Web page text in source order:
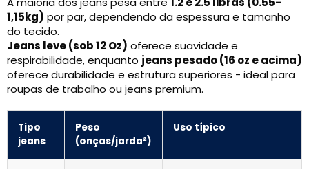
1,15kg) por par, dependendo da espessura e tamanho
do tecido.
Jeans leve (sob 12 Oz) oferece suavidade e
respirabilidade, enquanto jeans pesado (16 oz e acima)
oferece durabilidade e estrutura superiores - ideal para
roupas de trabalho ou jeans premium.
Tipo
jeans
Peso
(onças/jarda²)
Uso típico